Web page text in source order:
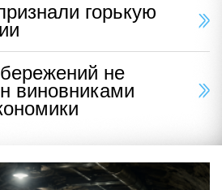
горькую
не
виновниками